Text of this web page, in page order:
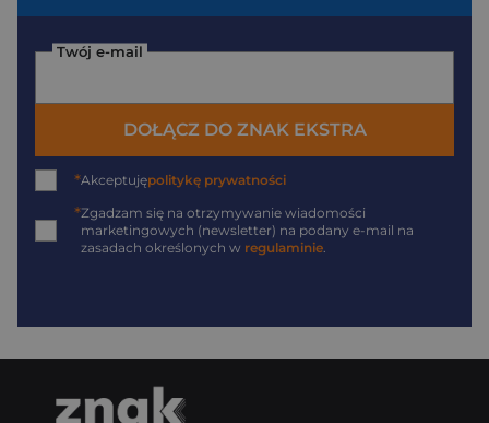
Twój e-mail
DOŁĄCZ DO ZNAK EKSTRA
*Akceptujępolitykę prywatności
*Zgadzam się na otrzymywanie wiadomości
marketingowych (newsletter) na podany e-mail na
zasadach określonych w regulaminie.